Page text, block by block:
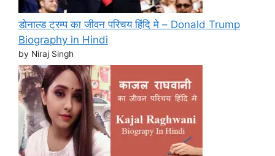
डोनाल्ड ट्रम्प का जीवन परिचय हिंदि मे – Donald Trump
Biography in Hindi
by Niraj Singh